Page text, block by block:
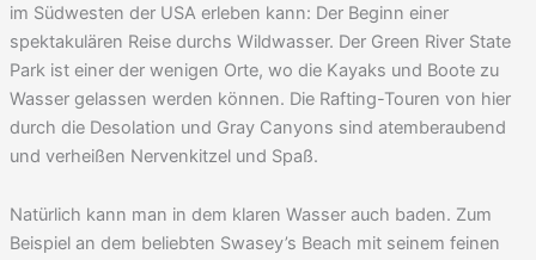
im Südwesten der USA erleben kann: Der Beginn einer
spektakulären Reise durchs Wildwasser. Der Green River State
Park ist einer der wenigen Orte, wo die Kayaks und Boote zu
Wasser gelassen werden können. Die Rafting-Touren von hier
durch die Desolation und Gray Canyons sind atemberaubend
und verheißen Nervenkitzel und Spaß.
Natürlich kann man in dem klaren Wasser auch baden. Zum
Beispiel an dem beliebten Swasey’s Beach mit seinem feinen